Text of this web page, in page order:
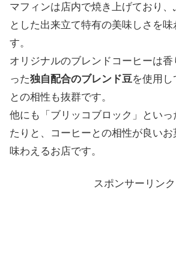
マフィンは店内で焼き上げており、
とした出来立て特有の美味しさを味
す。
オリジナルのブレンドコーヒーは
った独自配合のブレンド豆を使用
との相性も抜群です。
他にも「ブリッコブロック」といっ
たりと、コーヒーとの相性が良い
味わえるお店です。
スポンサーリンク